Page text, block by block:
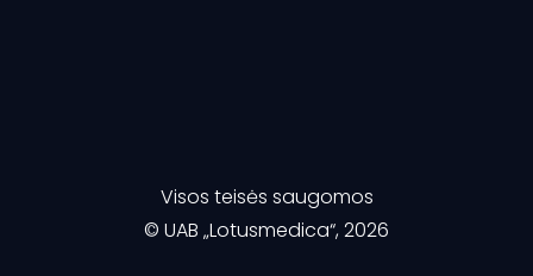
Visos teisės saugomos
© UAB „Lotusmedica“, 2026